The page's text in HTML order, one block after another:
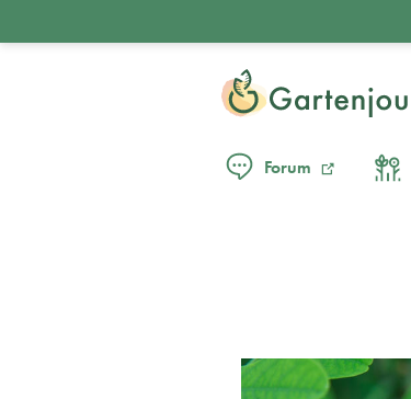
Forum